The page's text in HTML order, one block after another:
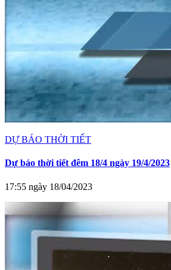
DỰ BÁO THỜI TIẾT
Dự báo thời tiết đêm 18/4 ngày 19/4/2023
17:55 ngày 18/04/2023